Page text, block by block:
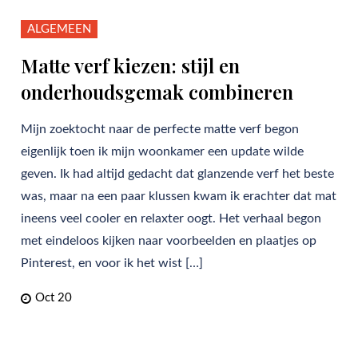
ALGEMEEN
Matte verf kiezen: stijl en
onderhoudsgemak combineren
Mijn zoektocht naar de perfecte matte verf begon
eigenlijk toen ik mijn woonkamer een update wilde
geven. Ik had altijd gedacht dat glanzende verf het beste
was, maar na een paar klussen kwam ik erachter dat mat
ineens veel cooler en relaxter oogt. Het verhaal begon
met eindeloos kijken naar voorbeelden en plaatjes op
Pinterest, en voor ik het wist […]
Oct 20